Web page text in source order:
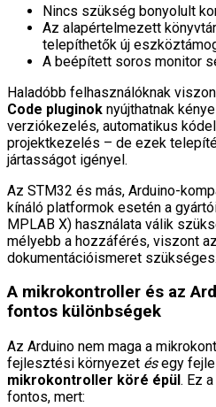
Nincs szükség bonyolult
Az alapértelmezett
telepíthetők új
A beépített soros monitor
Haladóbb felhasználóknak
Code pluginok nyújthatnak
verziókezelés, automatikus
projektkezelés – de ezek
jártasságot igényel.
Az STM32 és más, Arduino-
kínáló platformok esetén a
MPLAB X) használata válik
mélyebb a hozzáférés, viszont
dokumentációismeret szükséges.
A mikrokontroller és az
fontos különbségek
Az Arduino nem maga a
fejlesztési környezet ésegy
mikrokontroller köré épül. Ez
fontos, mert: